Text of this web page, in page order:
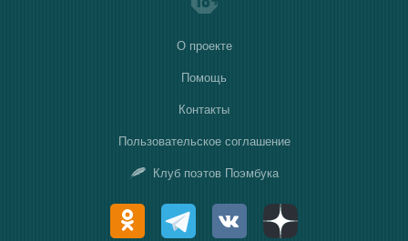
О проекте
Помощь
Контакты
Пользовательское соглашение
Клуб поэтов Поэмбука